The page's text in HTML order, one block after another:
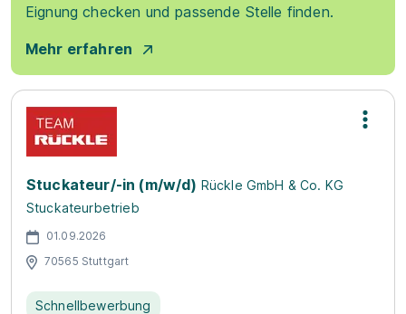
Eignung checken und passende Stelle finden.
Mehr erfahren
Stuckateur/-in (m/w/d) Rückle GmbH & Co. KG
Stuckateurbetrieb
01.09.2026
70565 Stuttgart
Schnellbewerbung